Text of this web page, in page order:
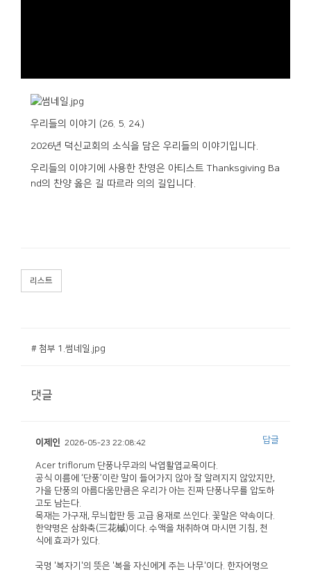
우리들의 이야기 (26. 5. 24.)
2026년 덕신교회의 소식을 담은 우리들의 이야기입니다.
우리들의 이야기에 사용한 찬영은 아티스트 Thanksgiving Ba
nd의 찬양 옳은 길 따르라 의의 길입니다.
리스트
# 첨부 1.썸네일.jpg
댓글
이제인 2026-05-23 22:08:42
Acer triflorum 단풍나무과의 낙엽활엽교목이다.
공식 이름에 ‘단풍’이란 말이 들어가지 않아 잘 알려지지 않았지만,
가을 단풍의 아름다움만큼은 우리가 아는 진짜 단풍나무를 압도하
고도 남는다.
목재는 가구재, 무늬합판 등 고급 용재로 쓰인다. 꽃말은 약속이다.
한약명은 삼화축(三花槭)이다. 수액을 채취하여 마시면 기침, 천
식에 효과가 있다.
국명 '복자기'의 뜻은 '복을 자신에게 주는 나무'이다. 한자어명으
답글